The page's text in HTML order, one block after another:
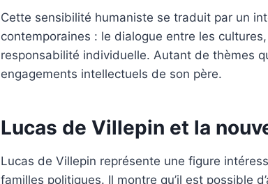
Cette sensibilité humaniste se traduit par un
contemporaines : le dialogue entre les
responsabilité individuelle. Autant de thèmes
engagements intellectuels de son père.
Lucas de Villepin et la
Lucas de Villepin représente une figure
familles politiques. Il montre qu’il est possible